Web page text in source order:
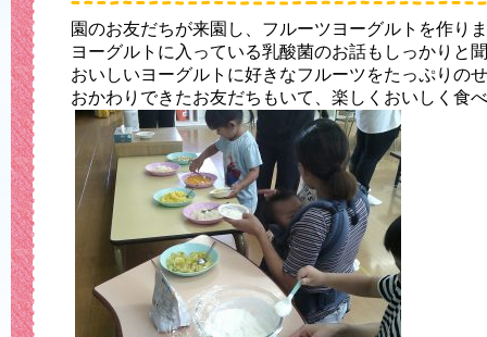
園のお友だちが来園し、フルーツヨーグルトを作り
ヨーグルトに入っている乳酸菌のお話もしっかりと
おいしいヨーグルトに好きなフルーツをたっぷりの
おかわりできたお友だちもいて、楽しくおいしく食